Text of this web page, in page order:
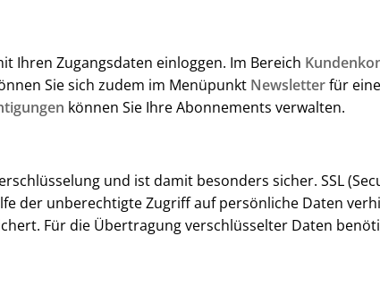
Ihren Zugangsdaten einloggen. Im Bereich
Sie sich zudem im Menüpunkt Newsletterfür
können Sie Ihre Abonnements verwalten.
und ist damit besonders sicher. SSL
der unberechtigte Zugriff auf persönliche Daten
Für die Übertragung verschlüsselter Daten